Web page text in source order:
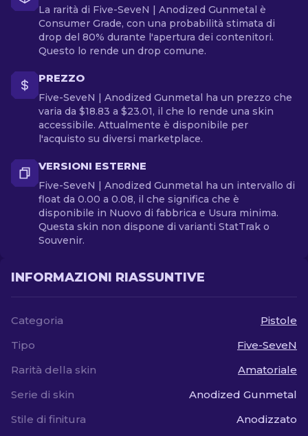
La rarità di Five-SeveN | Anodized Gunmetal è
Consumer Grade, con una probabilità stimata di
drop del 80% durante l'apertura dei contenitori.
Questo lo rende un drop comune.
PREZZO
Five-SeveN | Anodized Gunmetal ha un prezzo che
varia da $18.83 a $23.01, il che lo rende una skin
accessibile. Attualmente è disponibile per
l'acquisto su diversi marketplace.
VERSIONI ESTERNE
Five-SeveN | Anodized Gunmetal ha un intervallo di
float da 0.00 a 0.08, il che significa che è
disponibile in Nuovo di fabbrica e Usura minima.
Questa skin non dispone di varianti StatTrak o
Souvenir.
INFORMAZIONI RIASSUNTIVE
Categoria
Pistole
Tipo
Five-SeveN
Rarità della skin
Amatoriale
Serie di skin
Anodized Gunmetal
Stile di finitura
Anodizzato